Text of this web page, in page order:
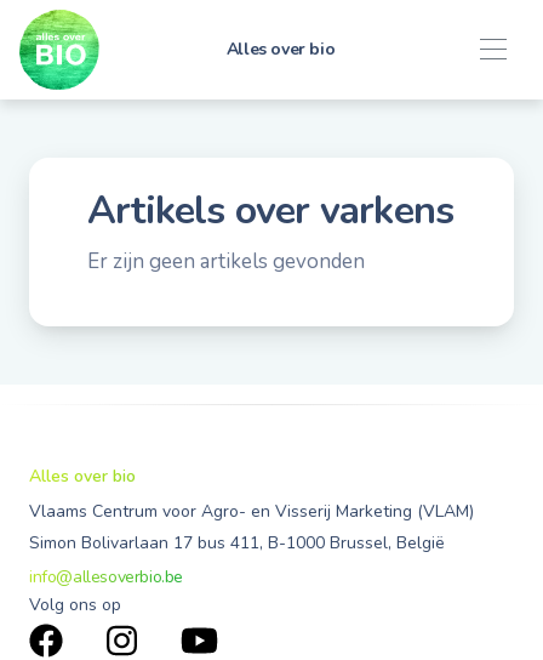
Alles over bio
Artikels overvarkens
Er zijn geen artikels gevonden
Alles over bio
Vlaams Centrum voor Agro- en Visserij Marketing (VLAM)
Simon Bolivarlaan 17 bus 411, B-1000 Brussel, België
info@allesoverbio.be
Volg ons op